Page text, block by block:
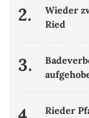
2.
Wieder
Ried
3.
Rieder